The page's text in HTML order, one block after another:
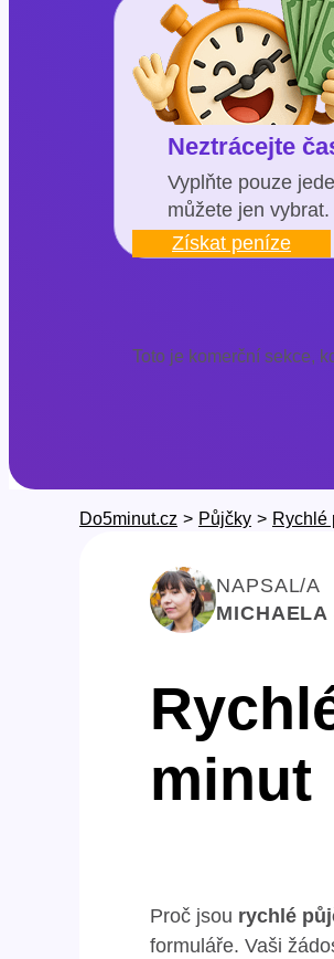
Neztrácejte
Vyplňte pouze
můžete jen vybrat.
Získat peníze
Toto je komerční sekce,
Do5minut.cz > Půjčky > Rychlé
NAPSAL/A
MICHAELA
minut
Proč jsou rychlé
formuláře. Vaši